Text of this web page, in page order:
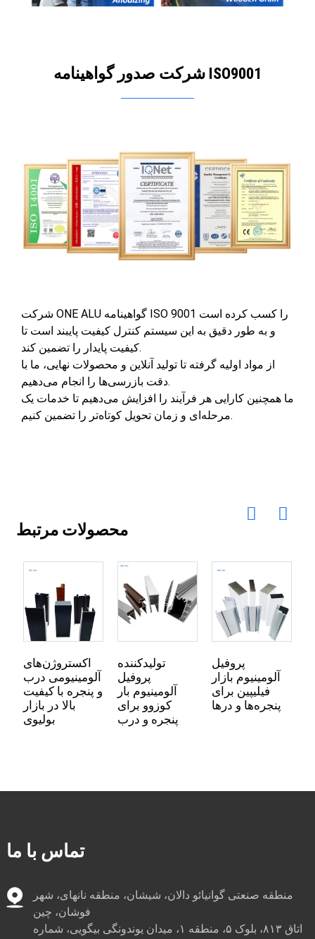
شرکت صدور گواهینامه ISO9001
شرکت ONE ALU گواهینامه ISO 9001 را کسب کرده است
و به طور دقیق به این سیستم کنترل کیفیت پایبند است تا
کیفیت پایدار را تضمین کند.
از مواد اولیه گرفته تا تولید آنلاین و محصولات نهایی، ما با
دقت بازرسی‌ها را انجام می‌دهیم.
ما همچنین کارایی هر فرآیند را افزایش می‌دهیم تا خدمات یک
مرحله‌ای و زمان تحویل کوتاه‌تر را تضمین کنیم.
محصولات مرتبط
اکستروژن‌های
آلومینیومی درب
و پنجره با کیفیت
بالا در بازار
بولیوی
تولیدکننده
پروفیل
آلومینیوم بار
کوزوو برای
پنجره و درب
پروفیل
آلومینیوم بازار
فیلیپین برای
پنجره‌ها و درها
تماس با ما
منطقه صنعتی گوانیائو دالان، شیشان، منطقه نانهای، شهر
فوشان، چین
اتاق ۸۱۳، بلوک ۵، منطقه ۱، میدان یوندونگی بیگویی، شماره